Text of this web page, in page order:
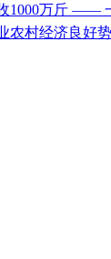
1000万斤 ——
农村经济良好